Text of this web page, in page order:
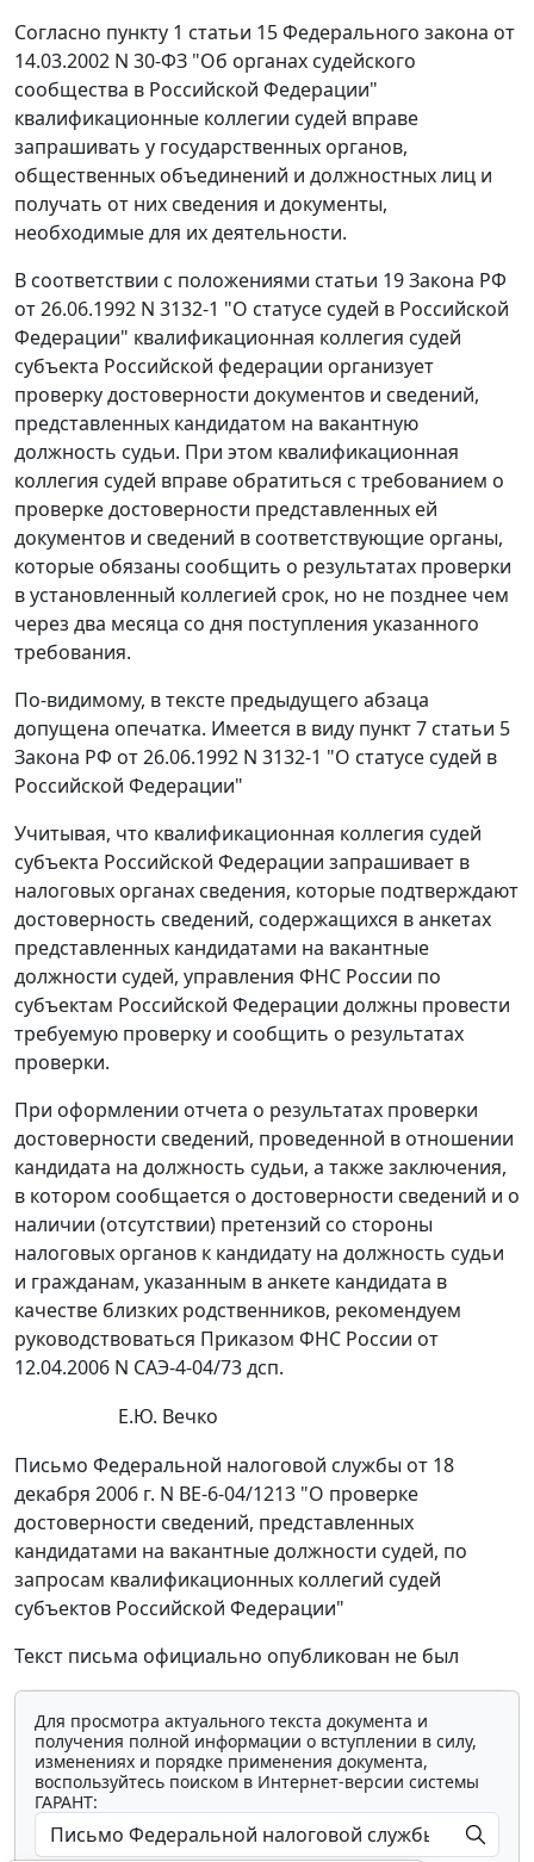
Согласно пункту 1 статьи 15 Федерального закона от
14.03.2002 N 30-ФЗ "Об органах судейского
сообщества в Российской Федерации"
квалификационные коллегии судей вправе
запрашивать у государственных органов,
общественных объединений и должностных лиц и
получать от них сведения и документы,
необходимые для их деятельности.
В соответствии с положениями статьи 19 Закона РФ
от 26.06.1992 N 3132-1 "О статусе судей в Российской
Федерации" квалификационная коллегия судей
субъекта Российской федерации организует
проверку достоверности документов и сведений,
представленных кандидатом на вакантную
должность судьи. При этом квалификационная
коллегия судей вправе обратиться с требованием о
проверке достоверности представленных ей
документов и сведений в соответствующие органы,
которые обязаны сообщить о результатах проверки
в установленный коллегией срок, но не позднее чем
через два месяца со дня поступления указанного
требования.
По-видимому, в тексте предыдущего абзаца
допущена опечатка. Имеется в виду пункт 7 статьи 5
Закона РФ от 26.06.1992 N 3132-1 "О статусе судей в
Российской Федерации"
Учитывая, что квалификационная коллегия судей
субъекта Российской Федерации запрашивает в
налоговых органах сведения, которые подтверждают
достоверность сведений, содержащихся в анкетах
представленных кандидатами на вакантные
должности судей, управления ФНС России по
субъектам Российской Федерации должны провести
требуемую проверку и сообщить о результатах
проверки.
При оформлении отчета о результатах проверки
достоверности сведений, проведенной в отношении
кандидата на должность судьи, а также заключения,
в котором сообщается о достоверности сведений и о
наличии (отсутствии) претензий со стороны
налоговых органов к кандидату на должность судьи
и гражданам, указанным в анкете кандидата в
качестве близких родственников, рекомендуем
руководствоваться Приказом ФНС России от
12.04.2006 N САЭ-4-04/73 дсп.
Е.Ю. Вечко
Письмо Федеральной налоговой службы от 18
декабря 2006 г. N ВЕ-6-04/1213 "О проверке
достоверности сведений, представленных
кандидатами на вакантные должности судей, по
запросам квалификационных коллегий судей
субъектов Российской Федерации"
Текст письма официально опубликован не был
Для просмотра актуального текста документа и
получения полной информации о вступлении в силу,
изменениях и порядке применения документа,
воспользуйтесь поиском в Интернет-версии системы
ГАРАНТ: